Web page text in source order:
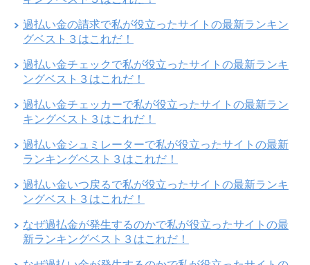
過払い金の請求で私が役立ったサイトの最新ランキン
グベスト３はこれだ！
過払い金チェックで私が役立ったサイトの最新ランキ
ングベスト３はこれだ！
過払い金チェッカーで私が役立ったサイトの最新ラン
キングベスト３はこれだ！
過払い金シュミレーターで私が役立ったサイトの最新
ランキングベスト３はこれだ！
過払い金いつ戻るで私が役立ったサイトの最新ランキ
ングベスト３はこれだ！
なぜ過払金が発生するのかで私が役立ったサイトの最
新ランキングベスト３はこれだ！